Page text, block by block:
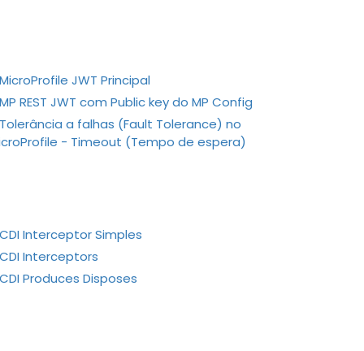
MicroProfile JWT Principal
MP REST JWT com Public key do MP Config
Tolerância a falhas (Fault Tolerance) no
- Timeout (Tempo de espera)
CDI Interceptor Simples
CDI Interceptors
CDI Produces Disposes